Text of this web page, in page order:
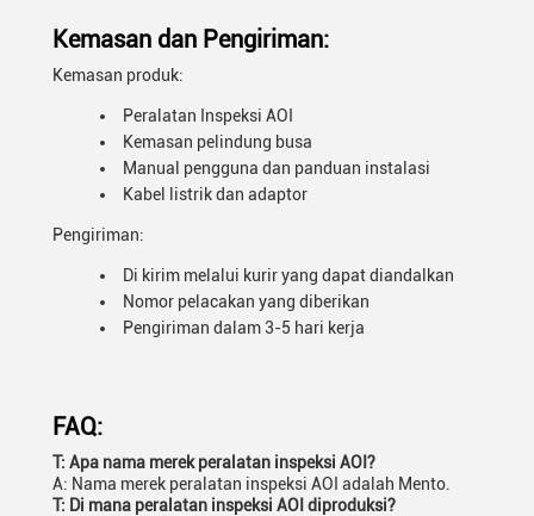
Kemasan dan Pengiriman:
Kemasan produk:
Peralatan Inspeksi AOI
Kemasan pelindung busa
Manual pengguna dan panduan instalasi
Kabel listrik dan adaptor
Pengiriman:
Di kirim melalui kurir yang dapat diandalkan
Nomor pelacakan yang diberikan
Pengiriman dalam 3-5 hari kerja
FAQ:
T: Apa nama merek peralatan inspeksi AOI?
A: Nama merek peralatan inspeksi AOI adalah Mento.
T: Di mana peralatan inspeksi AOI diproduksi?